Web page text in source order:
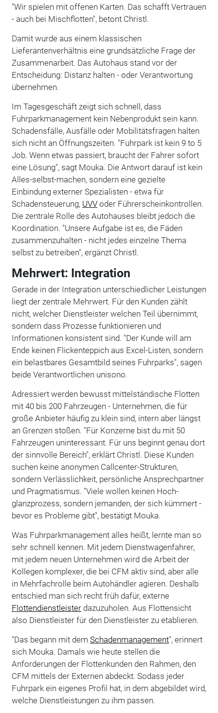
"Wir spielen mit offenen Karten. Das schafft Vertrauen
- auch bei Mischflotten", betont Christl.
Damit wurde aus einem klassischen
Lieferantenverhältnis eine grundsätzliche Frage der
Zusammenarbeit. Das Autohaus stand vor der
Entscheidung: Distanz halten - oder Verantwortung
übernehmen.
Im Tagesgeschäft zeigt sich schnell, dass
Fuhrparkmanagement kein Nebenprodukt sein kann.
Schadensfälle, Ausfälle oder Mobilitätsfragen halten
sich nicht an Öffnungszeiten. "Fuhrpark ist kein 9 to 5
Job. Wenn etwas passiert, braucht der Fahrer sofort
eine Lösung", sagt Mouka. Die Antwort darauf ist kein
Alles-selbst-machen, sondern eine gezielte
Einbindung externer Spezialisten - etwa für
Schadensteuerung, UVVoder Führerscheinkontrollen.
Die zentrale Rolle des Autohauses bleibt jedoch die
Koordination. "Unsere Aufgabe ist es, die Fäden
zusammenzuhalten - nicht jedes einzelne Thema
selbst zu betreiben", ergänzt Christl.
Mehrwert: Integration
Gerade in der Integration unterschiedlicher Leistungen
liegt der zentrale Mehrwert. Für den Kunden zählt
nicht, welcher Dienstleister welchen Teil übernimmt,
sondern dass Prozesse funktionieren und
Informationen konsistent sind. "Der Kunde will am
Ende keinen Flickenteppich aus Excel-Listen, sondern
ein belastbares Gesamtbild seines Fuhrparks", sagen
beide Verantwortlichen unisono.
Adressiert werden bewusst mittelständische Flotten
mit 40 bis 200 Fahrzeugen - Unternehmen, die für
große Anbieter häufig zu klein sind, intern aber längst
an Grenzen stoßen. "Für Konzerne bist du mit 50
Fahrzeugen uninteressant. Für uns beginnt genau dort
der sinnvolle Bereich", erklärt Christl. Diese Kunden
suchen keine anonymen Callcenter-Strukturen,
sondern Verlässlichkeit, persönliche Ansprechpartner
und Pragmatismus. "Viele wollen keinen Hoch-
glanzprozess, sondern jemanden, der sich kümmert -
bevor es Probleme gibt", bestätigt Mouka.
Was Fuhrparkmanagement alles heißt, lernte man so
sehr schnell kennen. Mit jedem Dienstwagenfahrer,
mit jedem neuen Unternehmen wird die Arbeit der
Kollegen komplexer, die bei CFM aktiv sind, aber alle
in Mehrfachrolle beim Autohändler agieren. Deshalb
entschied man sich recht früh dafür, externe
Flottendienstleisterdazuzuholen. Aus Flottensicht
also Dienstleister für den Dienstleister zu etablieren.
"Das begann mit dem Schadenmanagement", erinnert
sich Mouka. Damals wie heute stellen die
Anforderungen der Flottenkunden den Rahmen, den
CFM mittels der Externen abdeckt. Sodass jeder
Fuhrpark ein eigenes Profil hat, in dem abgebildet wird,
welche Dienstleistungen zu ihm passen.